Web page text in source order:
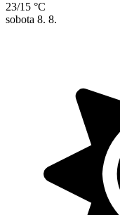
23/15 °C
sobota 8. 8.